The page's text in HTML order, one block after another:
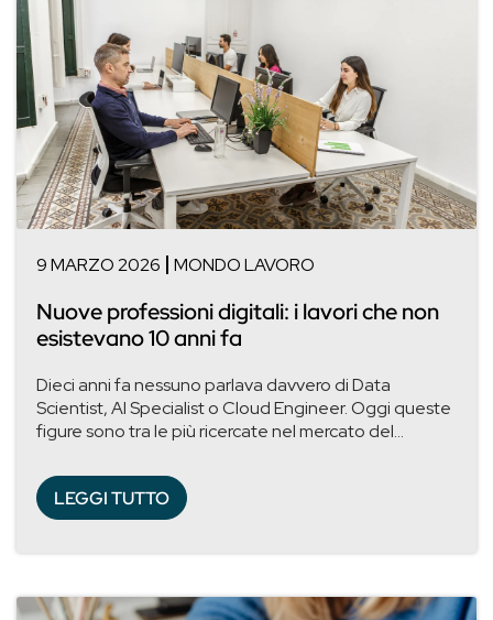
9 MARZO 2026 MONDO LAVORO
Nuove professioni digitali: i lavori che non
esistevano 10 anni fa
Dieci anni fa nessuno parlava davvero di Data
Scientist, AI Specialist o Cloud Engineer. Oggi queste
figure sono tra le più ricercate nel mercato del...
LEGGI TUTTO